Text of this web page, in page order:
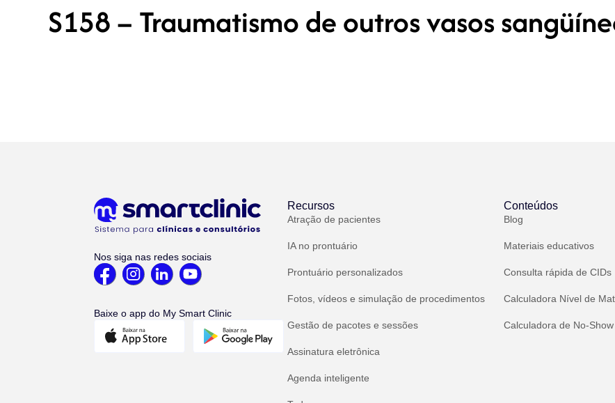
S158 – Traumatismo de outros vasos
Nos siga nas redes sociais
Baixe o app do My Smart Clinic
Recursos
Atração de pacientes
IA no prontuário
Prontuário personalizados
Fotos, vídeos e simulação de procedimentos
Gestão de pacotes e sessões
Assinatura eletrônica
Agenda inteligente
Conteúdos
Blog
Materiais educativos
Consulta rápida de CIDs
Calculadora Nível de
Calculadora de No-Show